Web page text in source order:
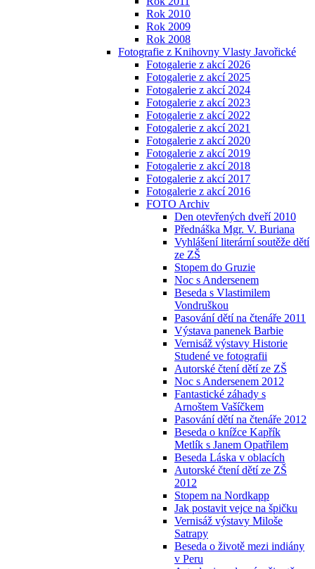
Rok 2010
Rok 2009
Rok 2008
Fotografie z Knihovny Vlasty Javořické
Fotogalerie z akcí 2026
Fotogalerie z akcí 2025
Fotogalerie z akcí 2024
Fotogalerie z akcí 2023
Fotogalerie z akcí 2022
Fotogalerie z akcí 2021
Fotogalerie z akcí 2020
Fotogalerie z akcí 2019
Fotogalerie z akcí 2018
Fotogalerie z akcí 2017
Fotogalerie z akcí 2016
FOTO Archiv
Den otevřených dveří 2010
Přednáška Mgr. V. Buriana
Vyhlášení literární soutěže dětí
ze ZŠ
Stopem do Gruzie
Noc s Andersenem
Beseda s Vlastimilem
Vondruškou
Pasování dětí na čtenáře 2011
Výstava panenek Barbie
Vernisáž výstavy Historie
Studené ve fotografii
Autorské čtení dětí ze ZŠ
Noc s Andersenem 2012
Fantastické záhady s
Arnoštem Vašíčkem
Pasování dětí na čtenáře 2012
Beseda o knížce Kapřík
Metlík s Janem Opatřilem
Beseda Láska v oblacích
Autorské čtení dětí ze ZŠ
2012
Stopem na Nordkapp
Jak postavit vejce na špičku
Vernisáž výstavy Miloše
Satrapy
Beseda o životě mezi indiány
v Peru